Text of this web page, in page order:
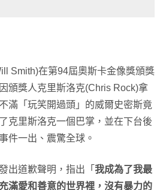
Smith)在第94屆奧斯卡金像獎頒獎
頒獎人克里斯洛克(Chris Rock)拿
滿「玩笑開過頭」的威爾史密斯竟
克里斯洛克一個巴掌，並在下台後
件一出、震驚全球。
出道歉聲明，指出「 我成為了我最
滿愛和善意的世界裡，沒有暴力的